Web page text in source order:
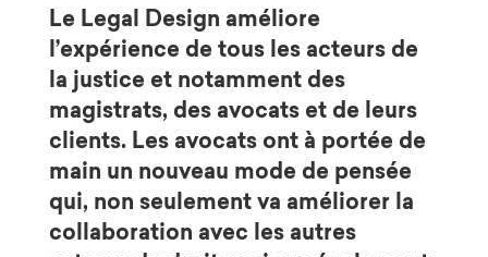
Le Legal Design améliore
l’expérience de tous les acteurs de
la justice et notamment des
magistrats, des avocats et de leurs
clients. Les avocats ont à portée de
main un nouveau mode de pensée
qui, non seulement va améliorer la
collaboration avec les autres